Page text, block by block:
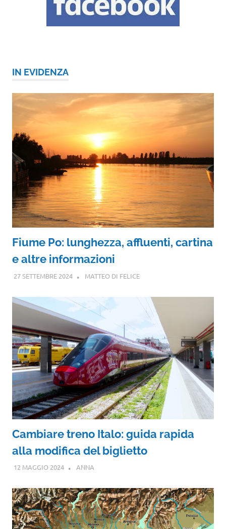
IN EVIDENZA
Fiume Po: lunghezza, affluenti, cartina
e altre informazioni
27 SETTEMBRE 2024 MATTEO DI FELICE
Cambiare treno Italo: guida rapida
alla modifica del biglietto
12 MAGGIO 2024 ANNA